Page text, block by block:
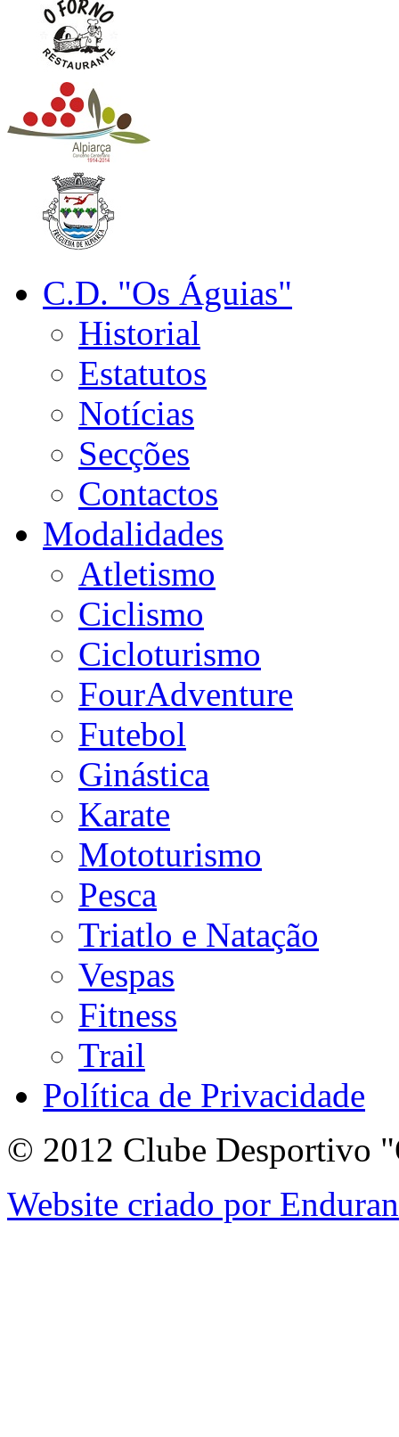
C.D. "Os Águias"
Historial
Estatutos
Notícias
Secções
Contactos
Modalidades
Atletismo
Ciclismo
Cicloturismo
FourAdventure
Futebol
Ginástica
Karate
Mototurismo
Pesca
Triatlo e Natação
Vespas
Fitness
Trail
Política de Privacidade
© 2012 Clube Desportivo
Website criado por